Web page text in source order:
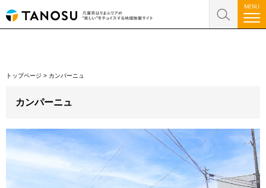
トップページ > カンパーニュ
カンパーニュ